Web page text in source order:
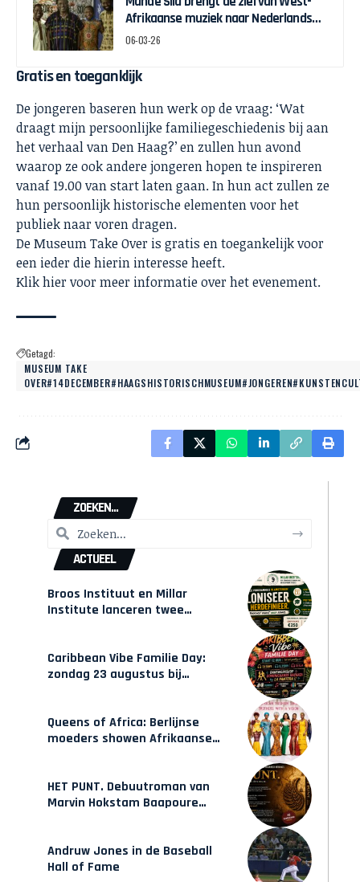
Afrikaanse muziek naar Nederlands
podium
06-03-26
Gratis en toeganklijk
De jongeren baseren hun werk op de vraag: ‘Wat
draagt mijn persoonlijke familiegeschiedenis bij aan
het verhaal van Den Haag?’ en zullen hun avond
waarop ze ook andere jongeren hopen te inspireren
vanaf 19.00 van start laten gaan. In hun act zullen ze
hun persoonlijk historische elementen voor het
publiek naar voren dragen.
De Museum Take Over is gratis en toegankelijk voor
een ieder die hierin interesse heeft.
Klikhiervoor meer informatie over het evenement.
Getagd:
MUSEUM TAKE
ZOEKEN...
ACTUEEL
Broos Instituut en Millar
Institute lanceren twee
Caribbean Vibe Familie Day:
zondag 23 augustus bij
Queens of Africa: Berlijnse
moeders showen Afrikaanse
HET PUNT. Debuutroman van
Marvin Hokstam Baapoure
Andruw Jones in de Baseball
Hall of Fame